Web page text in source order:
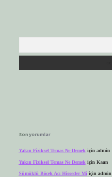
Son yorumlar
Yakın Fiziksel Temas Ne Demek için admin
Yakın Fiziksel Temas Ne Demek için Kaan
Sümüklü Böcek Acı Hisseder Miiçin admin